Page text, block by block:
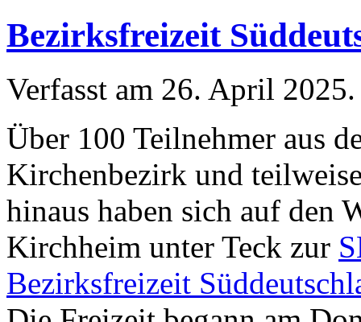
Bezirksfreizeit
Verfasst am 26. April 2025.
Über 100 Teilnehmer aus
Kirchenbezirk und
hinaus haben sich auf den
Kirchheim unter Teck zur
Bezirksfreizeit